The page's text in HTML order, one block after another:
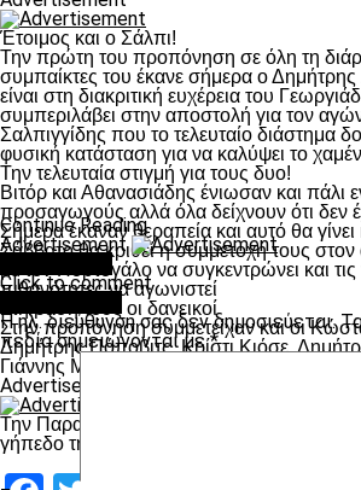
Έτοιμος και ο Σάλπι!
Την πρώτη του προπόνηση σε όλη τη
συμπαίκτες του έκανε σήμερα ο Δημήτρης
είναι στη διακριτική ευχέρεια του
συμπεριλάβει στην αποστολή για τον
Σαλπιγγίδης που το τελευταίο διάστημα
φυσική κατάσταση για να καλύψει το
Την τελευταία στιγμή για τους δυο!
Βιτόρ και Αθανασιάδης ένιωσαν και πάλι
προσαγωγούς αλλά όλα δείχνουν ότι δεν
Σήμερα έκαναν θεραπεία και αυτό θα γίνει
Σάββατο θα κριθεί η συμμετοχή τους
με τον Πορτογάλο να συγκεντρώνει και
πιθανότητες να αγωνιστεί
Στη βάση τους οι δανεικοί
Στην προπόνηση συμμετείχαν και οι
Δημήτρης Πόποβιτς, Κρίστι Κιόσε,
Γιάννης Μυστακίδης, Βασίλης
Advertisement
Την Παρασκευή (22.05) ο ΠΑΟΚ θα
γήπεδο της Τούμπας.
Continue Reading
Advertisement
Click to comment
Η ηλ. διεύθυνση σας δεν δημοσιεύεται.
πεδία σημειώνονται με*